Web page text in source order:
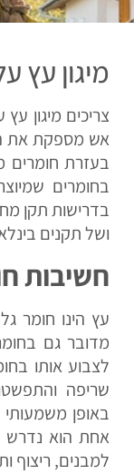
מיגון עץ
צריכים מיגון
אש מספקת את
בעזרת חומרים
בחומרים
בדרישות תקן
ושל תקנים
חשיבות
עץ הינו חומר
מדובר גם
לצבוע אותו
שריפה
באופן משמעותי
אחת הוא נדרש
למבנים, ריצוף